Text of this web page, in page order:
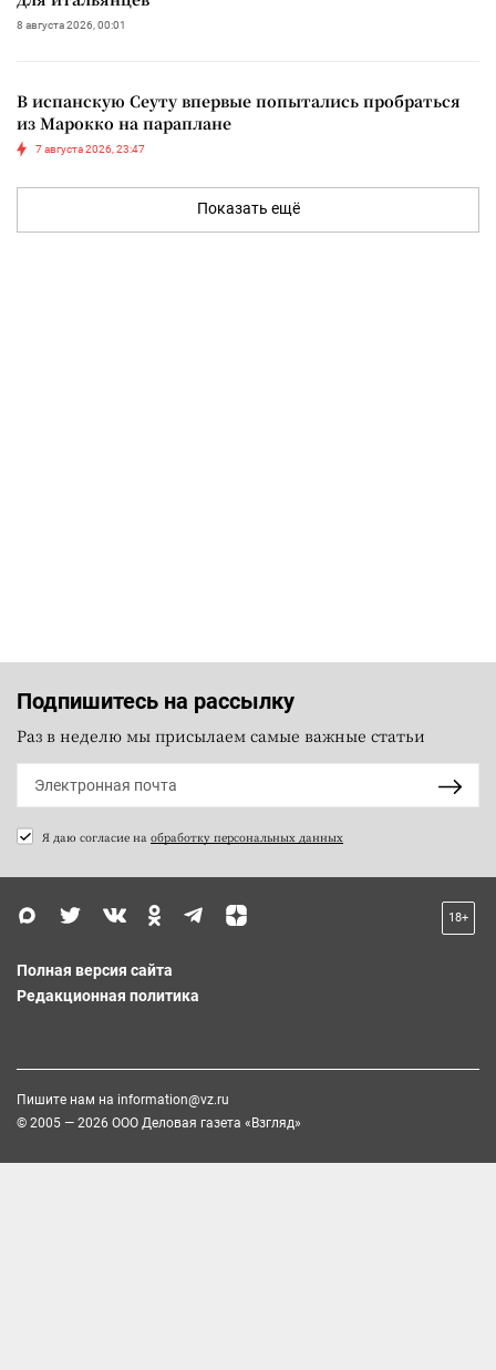
8 августа 2026, 00:01
В испанскую Сеуту впервые попытались пробраться
из Марокко на параплане
7 августа 2026, 23:47
Показать ещё
Подпишитесь на рассылку
Раз в неделю мы присылаем самые важные статьи
Я даю согласие на обработку персональных данных
18+
Полная версия сайта
Редакционная политика
Пишите нам на information@vz.ru
© 2005 — 2026 ООО Деловая газета «Взгляд»